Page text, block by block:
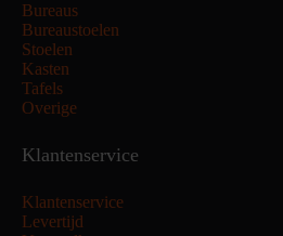
Bureaus
Bureaustoelen
Stoelen
Kasten
Tafels
Overige
Klantenservice
Klantenservice
Levertijd